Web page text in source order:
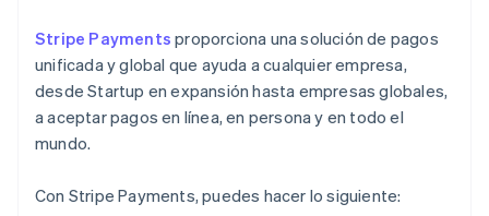
Stripe Payments proporciona una solución de pagos
unificada y global que ayuda a cualquier empresa,
desde Startup en expansión hasta empresas globales,
a aceptar pagos en línea, en persona y en todo el
mundo.
Con Stripe Payments, puedes hacer lo siguiente: